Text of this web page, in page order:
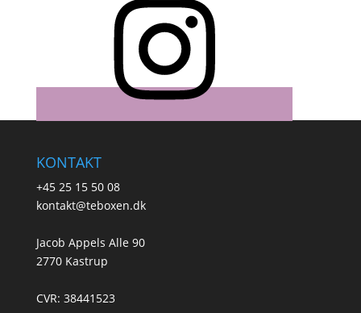
KONTAKT
+45 25 15 50 08
kontakt@teboxen.dk
Jacob Appels Alle 90
2770 Kastrup
CVR: 38441523